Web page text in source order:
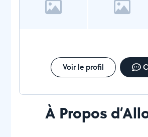
Voir le profil
À Propos